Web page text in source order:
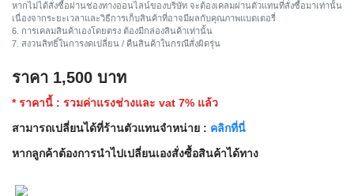
หากไม่ได้สั่งซื้อผ่านช่องทางออนไลน์ของบริษัท จะต้องเคลมผ่านตัวแทนที่สั่งซื้อมาเท่านั้น
เนื่องจากระยะเวลาและวิธีการเก็บสินค้าที่อาจมีผลกับคุณภาพแบตเตอรี่
6. การเคลมสินค้าเองโดยตรง ต้องมีกล่องสินค้าเท่านั้น
7. สงวนสิทธิ์ในการงดเปลี่ยน / คืนสินค้าในกรณีสั่งผิดรุ่น
ราคา 1,500 บาท
* ราคานี้ : รวมค่าแรงช่างและ vat 7% แล้ว
สามารถเปลี่ยนได้ที่ร้านตัวแทนจำหน่าย : คลิกที่นี่
หากลูกค้าต้องการนำไปเปลี่ยนเองสั่งซื้อสินค้าได้ทาง